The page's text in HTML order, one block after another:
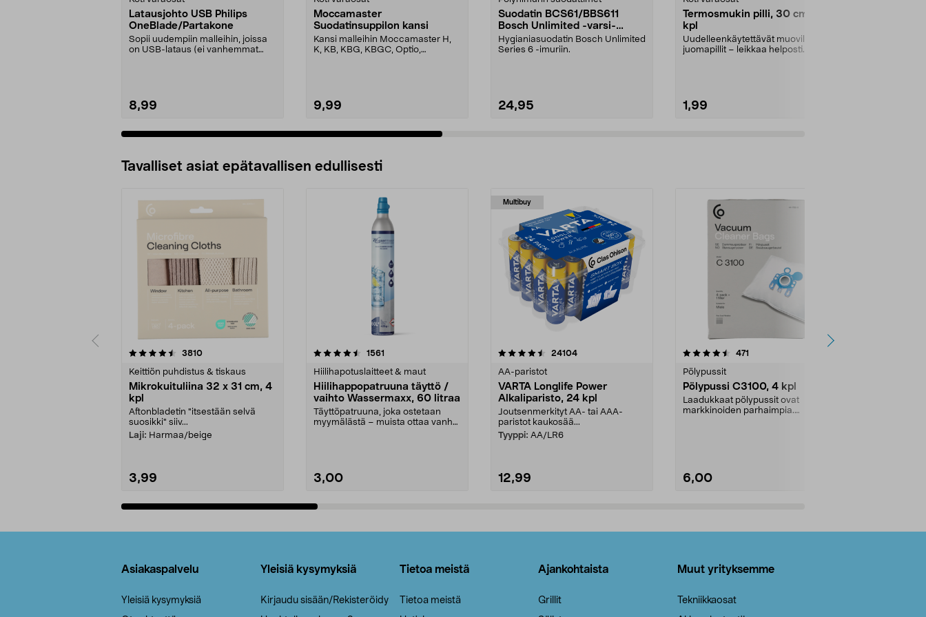
Latausjohto USB Philips
OneBlade/Partakone
Sopii uudempiin malleihin, joissa
on USB-lataus (ei vanhemmat
8,99
Moccamaster
Suodatinsuppilon kansi
Kansi malleihin Moccamaster H,
K, KB, KBG, KBGC, Optio,
9,99
Suodatin BCS61/BBS611
Bosch Unlimited -varsi-
imuriin
Hygianiasuodatin Bosch Unlimited
Series 6 -imuriin.
24,95
Termosmukin pilli, 30 cm, 2
kpl
Uudelleenkäytettävät muovilliset
juomapillit – leikkaa helposti
1,99
Tavalliset asiat epätavallisen edullisesti
3810arvostelut
Keittiön puhdistus & tiskaus
Mikrokuituliina 32 x 31 cm, 4
kpl
Aftonbladetin "itsestään selvä
suosikki" siiv...
Laji: Harmaa/beige
3,99
4.5viidestä
1561
Hiilihapotuslaitteet & maut
Hiilihappopatruuna täyttö /
vaihto Wassermaxx, 60 litraa
Täyttöpatruuna, joka ostetaan
myymälästä – muista ottaa vanha
3,00
Multibuy
4.5viidestä
24104arvostelut
AA-paristot
VARTA Longlife Power
Alkaliparisto, 24 kpl
Joutsenmerkityt AA- tai AAA-
paristot kaukosää...
Tyyppi: AA/LR6
12,99
4.5viidestä
471
Pölypussit
Pölypussi C3100, 4 kpl
Laadukkaat pölypussit ovat
markkinoiden parhaimpia.
6,00
4.5viidestä
Asiakaspalvelu
Yleisiä kysymyksiä
Yleisiä kysymyksiä
Kirjaudu sisään/Rekisteröidy
Tietoa meistä
Tietoa meistä
Ajankohtaista
Grillit
Muut yrityksemme
Tekniikkaosat